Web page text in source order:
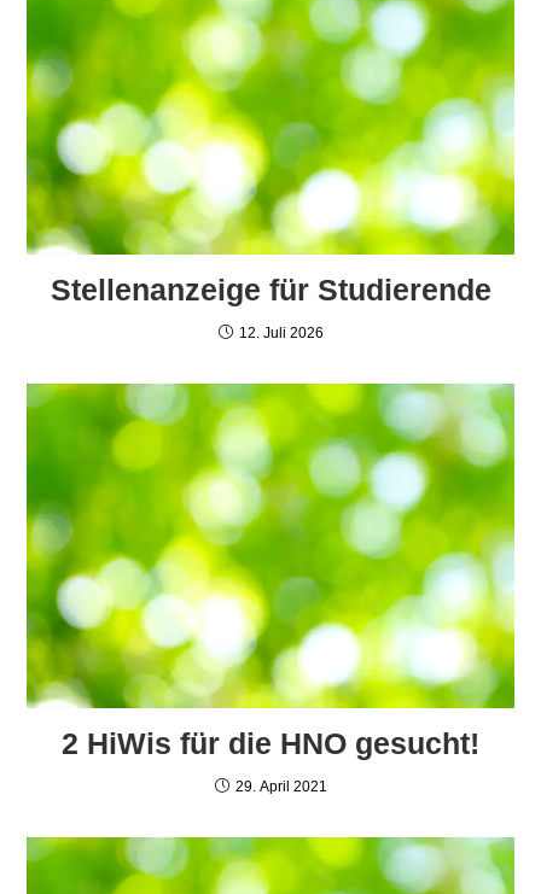
Stellenanzeige für Studierende
12. Juli 2026
2 HiWis für die HNO gesucht!
29. April 2021